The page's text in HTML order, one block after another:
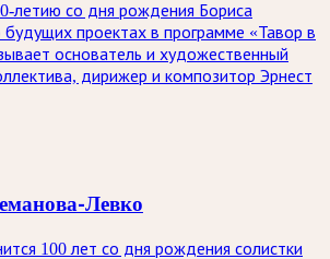
летию со дня рождения Бориса
будущих проектах в программе «Тавор в
основатель и художественный
дирижер и композитор Эрнест
Левко
100 лет со дня рождения солистки